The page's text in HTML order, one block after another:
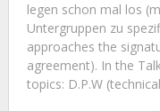
legen schon mal los
Untergruppen zu
approaches the
agreement). In the
topics: D.P.W